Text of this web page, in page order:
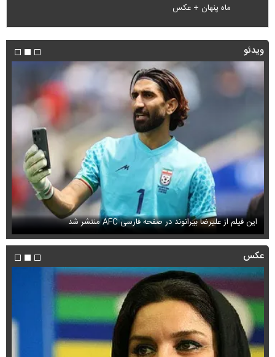
ماه پنهان + عکس
ویدئو
این فیلم از علیرضا بیرانوند در صفحه فارسی AFC منتشر شد
عکس